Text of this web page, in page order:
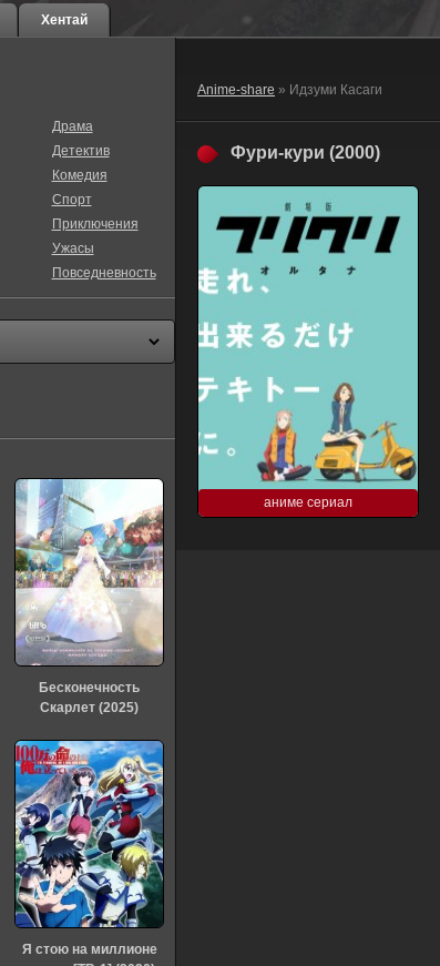
Хентай
Anime-share » Идзуми Касаги
Фури-кури (2000)
аниме сериал
Драма
Детектив
Комедия
Спорт
Приключения
Ужасы
Повседневность
Бесконечность
Скарлет (2025)
Я стою на миллионе